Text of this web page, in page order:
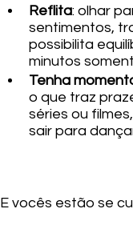
Reflita: olhar
sentimentos,
possibilita
minutos
Tenha
o que traz
séries ou
sair para
E vocês estão se